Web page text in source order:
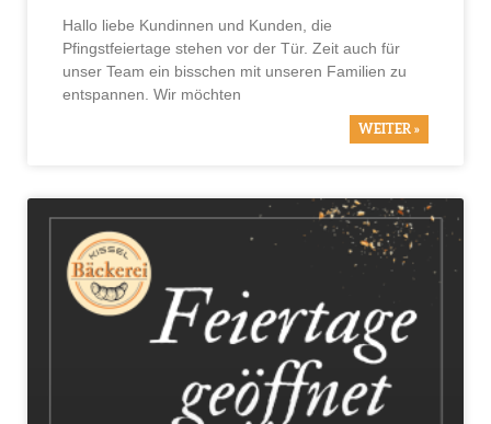
Hallo liebe Kundinnen und Kunden, die
Pfingstfeiertage stehen vor der Tür. Zeit auch für
unser Team ein bisschen mit unseren Familien zu
entspannen. Wir möchten
WEITER »